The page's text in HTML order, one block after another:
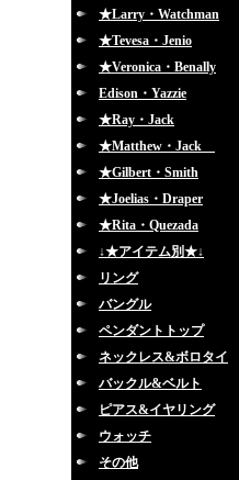
★Larry・Watchman
★Tevesa・Jenio
★Veronica・Benally
Edison・Yazzie
★Ray・Jack
★Matthew・Jack
★Gilbert・Smith
★Joelias・Draper
★Rita・Quezada
↓★アイテム別★↓
リング
バングル
ペンダントトップ
ネックレス&ボロタイ
バックル&ベルト
ピアス&イヤリング
ウォッチ
その他